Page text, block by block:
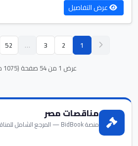
عرض التفاصيل
1
2
3
…
52
عرض 1 من 54 صفحة (1075 مناقصة)
مناقصات مصر
منصة BidBook — المرجع الشامل للمناقصات الحكومية والخاصة